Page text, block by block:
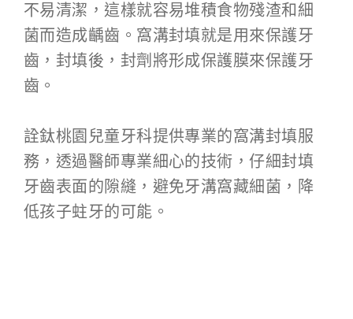
不易清潔，這樣就容易堆積食物殘渣和細
菌而造成齲齒。窩溝封填就是用來保護牙
齒，封填後，封劑將形成保護膜來保護牙
齒。
詮鈦桃園兒童牙科提供專業的窩溝封填服
務，透過醫師專業細心的技術，仔細封填
牙齒表面的隙縫，避免牙溝窩藏細菌，降
低孩子蛀牙的可能。